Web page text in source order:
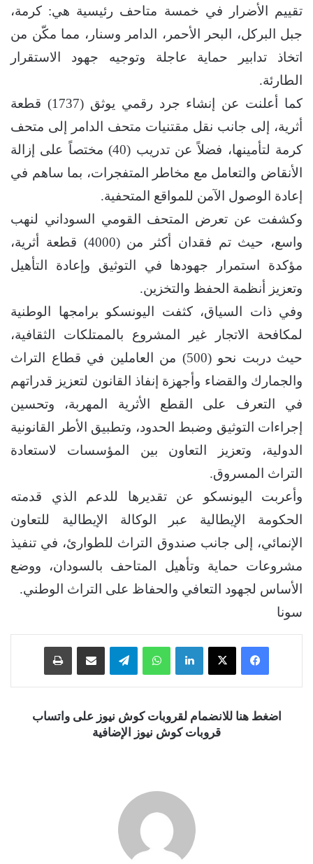
تقييم الأضرار في خمسة متاحف رئيسية هي: كرمة،
جبل البركل، البحر الأحمر، الدامر وسنار، مما مكّن من
اتخاذ تدابير حماية عاجلة وتوجيه جهود الاستقرار
الطارئة.
كما أعلنت عن إنشاء جرد رقمي يوثق (1737) قطعة
أثرية، إلى جانب نقل مقتنيات متحف الدامر إلى متحف
كرمة لتأمينها، فضلاً عن تدريب (40) مختصاً على إزالة
الأنقاض والتعامل مع مخاطر المتفجرات، بما ساهم في
إعادة الوصول الآمن للمواقع المتحفية.
وكشفت عن تعرض المتحف القومي السوداني لنهب
واسع، حيث تم فقدان أكثر من (4000) قطعة أثرية،
مؤكدة استمرار جهودها في التوثيق وإعادة التأهيل
وتعزيز أنظمة الحفظ والتخزين.
وفي ذات السياق، كثفت اليونسكو برامجها الوطنية
لمكافحة الاتجار غير المشروع بالممتلكات الثقافية،
حيث دربت نحو (500) من العاملين في قطاع التراث
والجمارك والقضاء وأجهزة إنفاذ القانون لتعزيز قدراتهم
في التعرف على القطع الأثرية المهربة، وتحسين
إجراءات التوثيق وضبط الحدود، وتطبيق الأطر القانونية
الدولية، وتعزيز التعاون بين المؤسسات لاستعادة
التراث المسروق.
وأعربت اليونسكو عن تقديرها للدعم الذي قدمته
الحكومة الإيطالية عبر الوكالة الإيطالية للتعاون
الإنمائي، إلى جانب صندوق التراث للطوارئ، في تنفيذ
مشروعات حماية وتأهيل المتاحف بالسودان، ووضع
الأساس لجهود التعافي والحفاظ على التراث الوطني.
سونا
فيسبوك ‫X لينكدإن واتساب تيلقرام
اضغط هنا للانضمام لقروبات كوش نيوز على واتساب
قروبات كوش نيوز الإضافية